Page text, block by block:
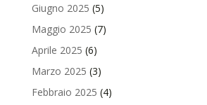
Giugno 2025 (5)
Maggio 2025 (7)
Aprile 2025 (6)
Marzo 2025 (3)
Febbraio 2025 (4)